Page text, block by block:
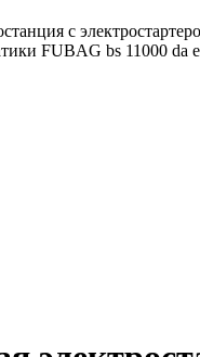
с
FUBAG bs 11000 da